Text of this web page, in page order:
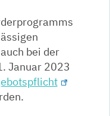
bei der
Januar 2023